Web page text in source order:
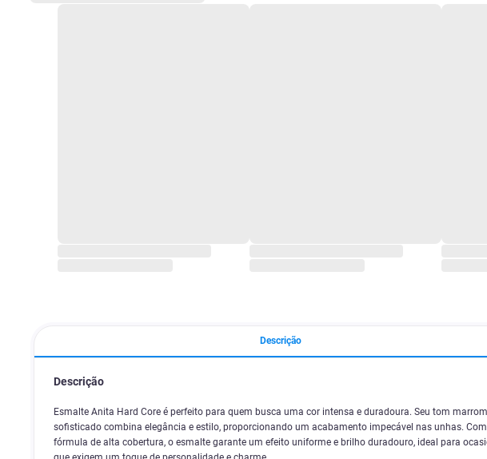
Descrição
Descrição
Esmalte Anita Hard Core é perfeito para quem busca uma cor intensa e duradoura. Seu tom marrom
sofisticado combina elegância e estilo, proporcionando um acabamento impecável nas unhas.
fórmula de alta cobertura, o esmalte garante um efeito uniforme e brilho duradouro, ideal para